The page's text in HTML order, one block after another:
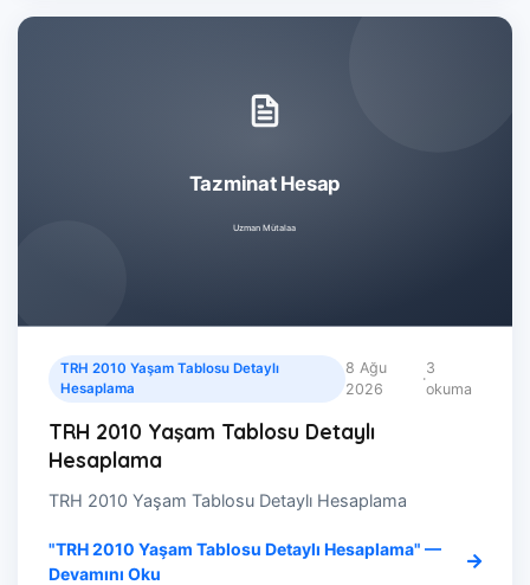
TRH 2010 Yaşam Tablosu Detaylı
Hesaplama
8 Ağu
2026
·
3
okuma
TRH 2010 Yaşam Tablosu Detaylı
Hesaplama
TRH 2010 Yaşam Tablosu Detaylı Hesaplama
"TRH 2010 Yaşam Tablosu Detaylı Hesaplama" —
Devamını Oku